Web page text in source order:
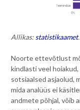
Allikas:statistikaamet
Noorte ettevõtlust
kindlasti veel
sotsiaalsed asjaolud,
mida analüüs ei
andmete põhjal, võib